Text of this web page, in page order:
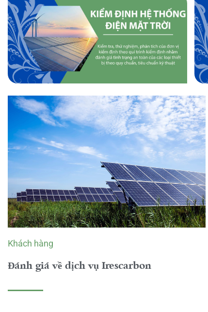
Khách hàng
Đánh giá về dịch vụ Irescarbon